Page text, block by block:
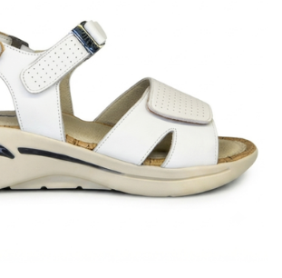
TRANSPARENTE
NEGRO PELTRE
ROBLE
UVA
BORDO BRONCE